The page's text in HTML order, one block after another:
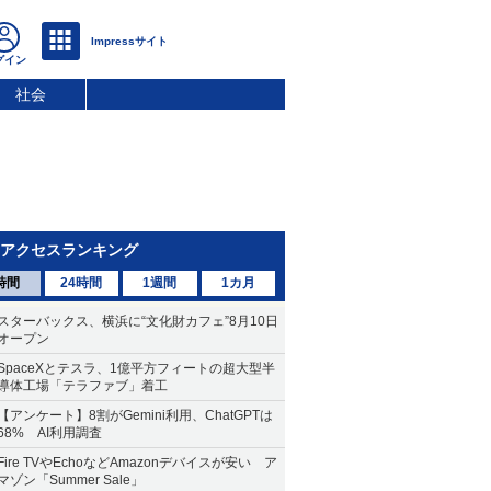
社会
アクセスランキング
間 24時間 1週間 1カ月
ターバックス、横浜に“文化財カフェ”8月10日
ープン
とテスラ、1億平方フィートの超大型半
体工場「テラファブ」着工
アンケート】8割がGemini利用、ChatGPTは
AI利用調査
TVやEchoなどAmazonデバイスが安い ア
ゾン「Summer Sale」